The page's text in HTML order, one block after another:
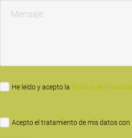
He leído y acepto la Política de
Acepto el tratamiento de mis datos